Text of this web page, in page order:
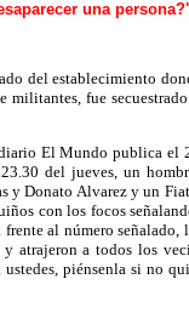
una
del establecimiento
fue
El Mundo publica
del jueves, un
Donato Alvarez y un
con los focos
al número
atrajeron a todos los
piénsenla si no